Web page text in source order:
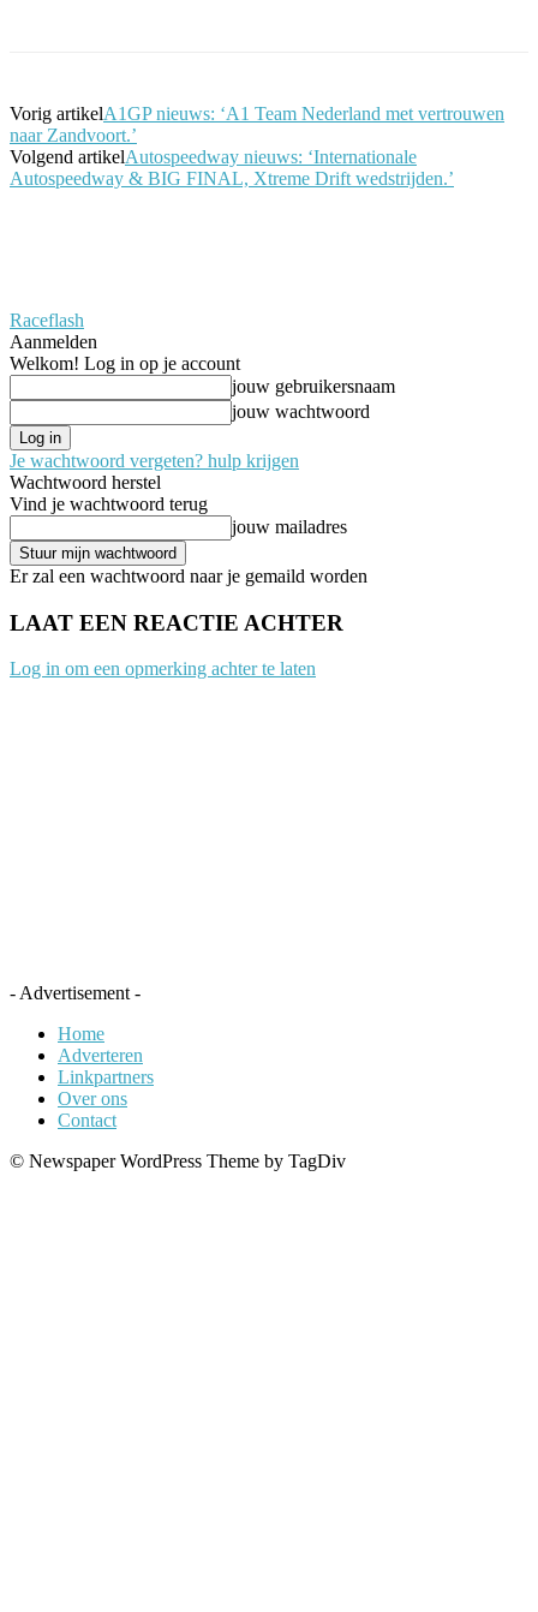
Vorig artikelA1GP nieuws: ‘A1 Team Nederland met vertrouwen
naar Zandvoort.’
Volgend artikelAutospeedway nieuws: ‘Internationale
Autospeedway & BIG FINAL, Xtreme Drift wedstrijden.’
Raceflash
Aanmelden
Welkom! Log in op je account
jouw gebruikersnaam
jouw wachtwoord
Je wachtwoord vergeten? hulp krijgen
Wachtwoord herstel
Vind je wachtwoord terug
jouw mailadres
Er zal een wachtwoord naar je gemaild worden
LAAT EEN REACTIE ACHTER
Log in om een opmerking achter te laten
- Advertisement -
Home
Adverteren
Linkpartners
Over ons
Contact
© Newspaper WordPress Theme by TagDiv